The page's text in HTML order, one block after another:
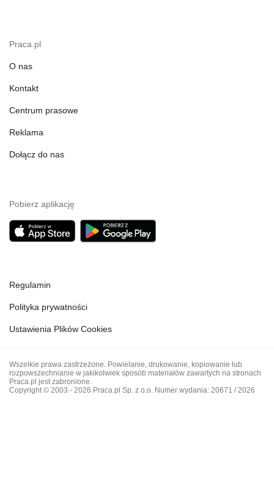
Praca.pl
O nas
Kontakt
Centrum prasowe
Reklama
Dołącz do nas
Pobierz aplikację
Regulamin
Polityka prywatności
Ustawienia Plików Cookies
Wszelkie prawa zastrzeżone. Powielanie, drukowanie, kopiowanie lub
rozpowszechnianie w jakikolwiek sposób materiałów zawartych na stronach
Praca.pl jest zabronione.
Copyright © 2003 - 2026 Praca.pl Sp. z o.o. Numer wydania: 20671 / 2026